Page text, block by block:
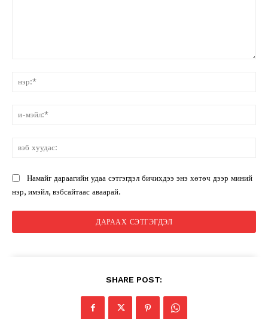
Намайг дараагийн удаа сэтгэгдэл бичихдээ энэ хөтөч дээр миний
нэр, имэйл, вэбсайтаас аваарай.
SHARE POST: